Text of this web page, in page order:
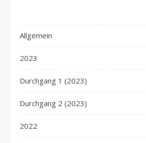
Allgemein
2023
Durchgang 1 (2023)
Durchgang 2 (2023)
2022